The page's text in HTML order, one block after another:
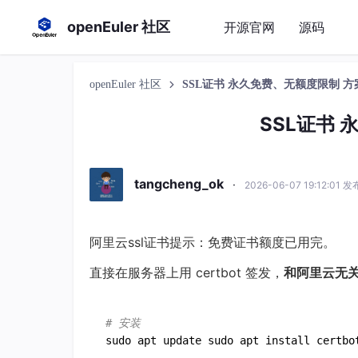
openEuler 社区 开源官网 源码
openEuler 社区 SSL证书 永久免费、无额度限制 方
SSL证书
tangcheng_ok · 2026-06-07 19:12:01 发
阿里云ssl证书提示：免费证书额度已用完。
直接在服务器上用 certbot 签发， 和阿里云无
# 安装
sudo apt update sudo apt install